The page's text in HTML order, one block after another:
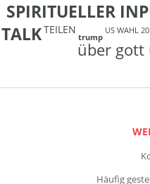
SPIRITUELLER
TALKTEILEN
trump
US WAHL
über gott
Häufig